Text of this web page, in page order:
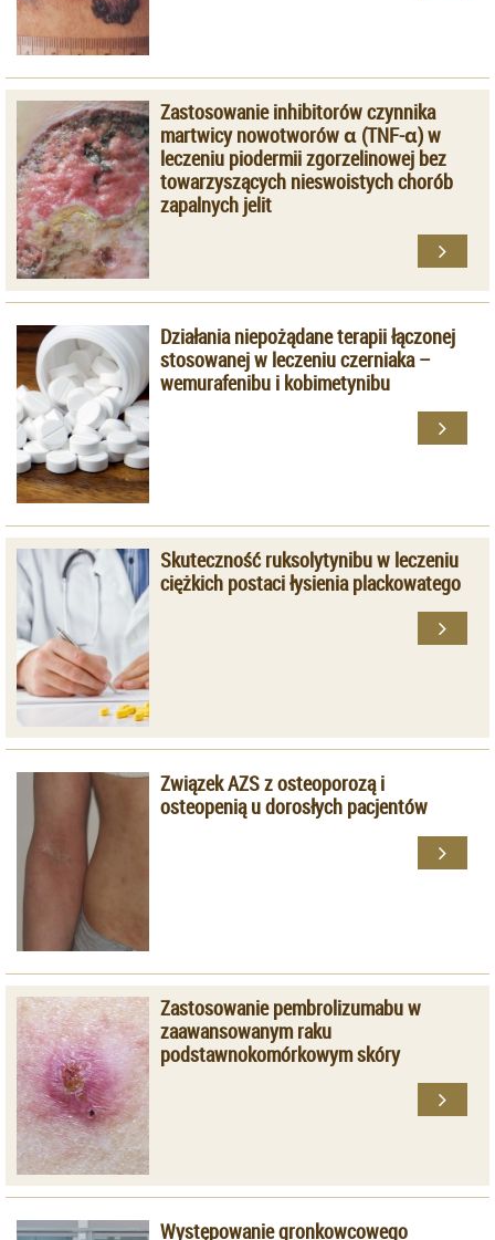
Zastosowanie inhibitorów czynnika
martwicy nowotworów α (TNF-α) w
leczeniu piodermii zgorzelinowej bez
towarzyszących nieswoistych chorób
zapalnych jelit
Działania niepożądane terapii łączonej
stosowanej w leczeniu czerniaka –
wemurafenibu i kobimetynibu
Skuteczność ruksolytynibu w leczeniu
ciężkich postaci łysienia plackowatego
Związek AZS z osteoporozą i
osteopenią u dorosłych pacjentów
Zastosowanie pembrolizumabu w
zaawansowanym raku
podstawnokomórkowym skóry
Występowanie gronkowcowego